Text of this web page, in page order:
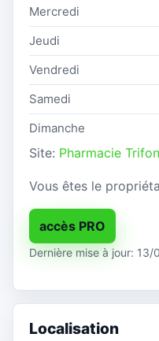
Mercredi
Jeudi
Vendredi
Samedi
Dimanche
Site: Pharmacie
Vous êtes le
accès PRO
Dernière mise à jour: 13/
Localisation